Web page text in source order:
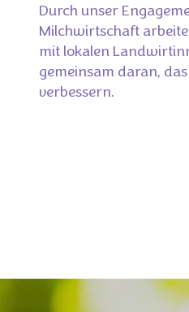
Durch unser
Milchwirtschaft
mit lokalen
gemeinsam daran,
verbessern.